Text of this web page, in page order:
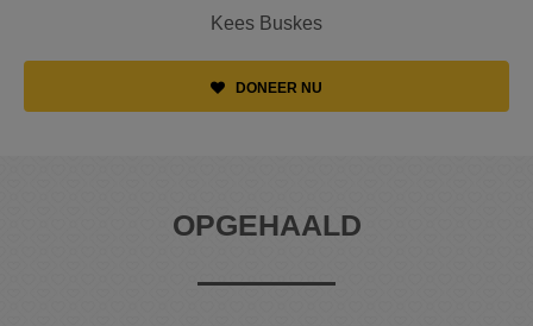
Kees Buskes
DONEER NU
OPGEHAALD